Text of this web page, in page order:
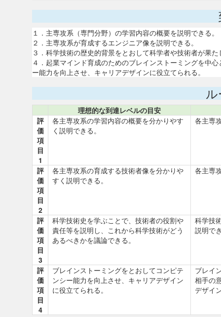
１．主専攻系（専門分野）の学習内容の概要を説明できる。
２．主専攻系が育成するエンジニア像を説明できる。
３．科学技術の歴史的背景をとおして科学者や技術者が果
４．起業マインド育成のためのブレインストーミングを中
ー能力を向上させ、キャリアデザインに役立てられる。
理想的な到達レベルの目安
評
価
項
目
1
各主専攻系の学習内容の概要を分かりやす
く説明できる。
各主専
評
価
項
目
2
各主専攻系の育成する技術者像を分かりや
すく説明できる。
各主専
評
価
項
目
3
科学技術史を学ぶことで、技術者の役割や
責任等を説明し、これから科学技術がどう
あるべきかを議論できる。
科学技
説明で
評
価
項
目
4
ブレインストーミングをとおしてコンピテ
ンシー能力を向上させ、キャリアデザイン
に役立てられる。
ブレイ
相手の
デザイ